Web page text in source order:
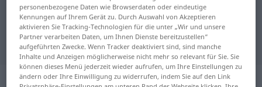
"ocupar"
"ocupar" Deutsch Übersetzung
„ocupar“: verbo transitivo
personenbezogene Daten wie Browserdaten oder eindeutige
Kennungen auf Ihrem Gerät zu. Durch Auswahl von Akzeptieren
aktivieren Sie Tracking-Technologien für die unter „Wir und unsere
Partner verarbeiten Daten, um Ihnen Dienste bereitzustellen“
aufgeführten Zwecke. Wenn Tracker deaktiviert sind, sind manche
Inhalte und Anzeigen möglicherweise nicht mehr so relevant für Sie. Sie
können dieses Menü jederzeit wieder aufrufen, um Ihre Einstellungen zu
ändern oder Ihre Einwilligung zu widerrufen, indem Sie auf den Link